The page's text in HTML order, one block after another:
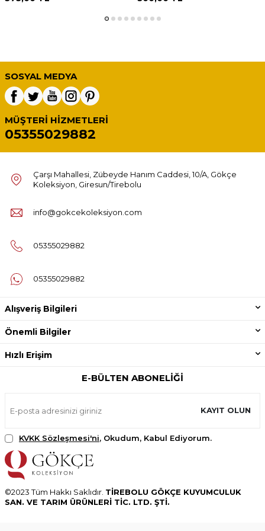
SOSYAL MEDYA
MÜŞTERI HIZMETLERI
05355029882
Çarşı Mahallesi, Zübeyde Hanım Caddesi, 10/A, Gökçe
Koleksiyon, Giresun/Tirebolu
info@gokcekoleksiyon.com
05355029882
05355029882
Alışveriş Bilgileri
Önemli Bilgiler
Hızlı Erişim
E-BÜLTEN ABONELIĞI
KAYIT OLUN
KVKK Sözleşmesi'ni, Okudum, Kabul Ediyorum.
©2023 Tüm Hakkı Saklıdır. TİREBOLU GÖKÇE KUYUMCULUK
SAN. VE TARIM ÜRÜNLERİ TİC. LTD. ŞTİ.